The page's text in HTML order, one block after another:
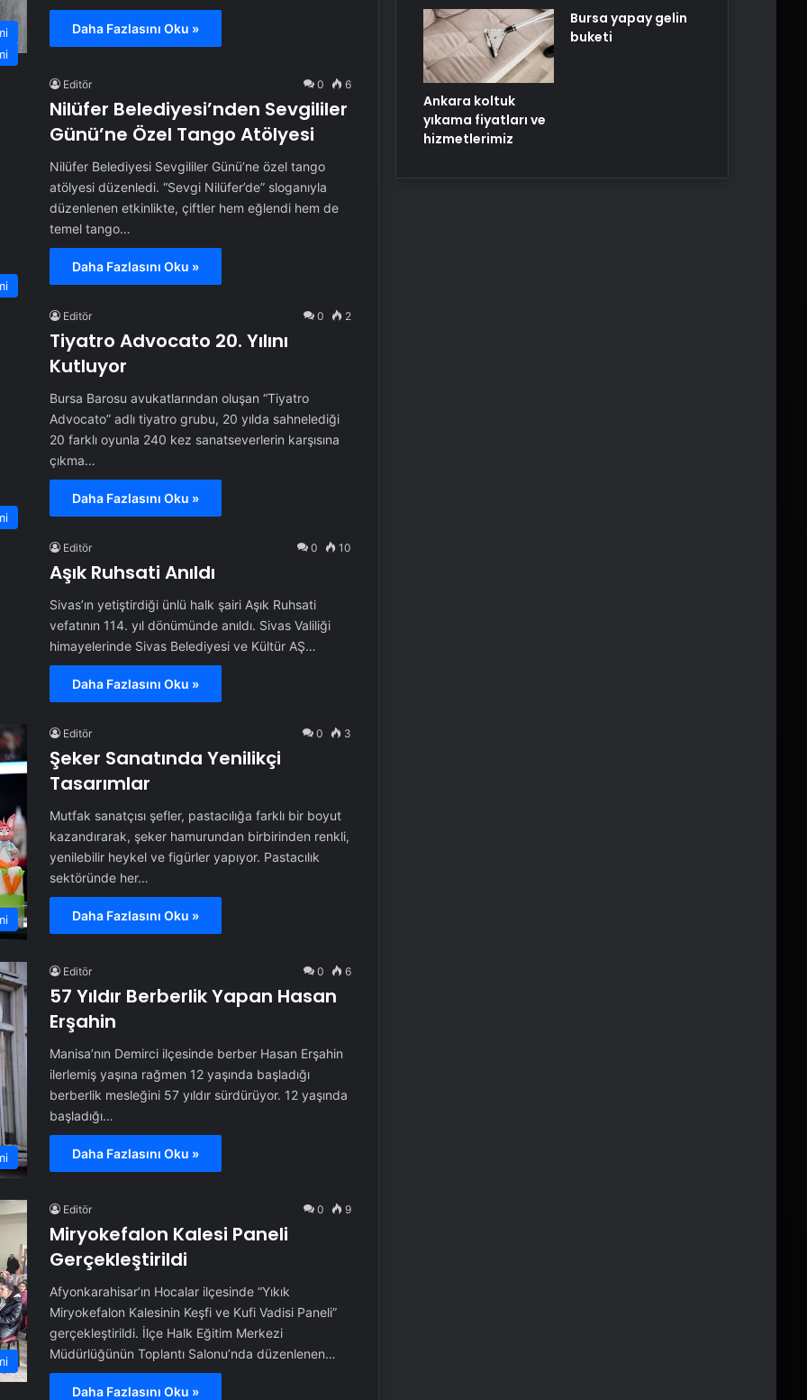
Daha Fazlasını Oku »
Editör 0 6
Nilüfer Belediyesi’nden Sevgililer
Günü’ne Özel Tango Atölyesi
Nilüfer Belediyesi Sevgililer Günü’ne özel tango
atölyesi düzenledi. “Sevgi Nilüfer’de” sloganıyla
düzenlenen etkinlikte, çiftler hem eğlendi hem de
temel tango…
Daha Fazlasını Oku »
Editör 0 2
Tiyatro Advocato 20. Yılını
Kutluyor
Bursa Barosu avukatlarından oluşan “Tiyatro
Advocato” adlı tiyatro grubu, 20 yılda sahnelediği
20 farklı oyunla 240 kez sanatseverlerin karşısına
çıkma…
Daha Fazlasını Oku »
Editör 0 10
Aşık Ruhsati Anıldı
Sivas’ın yetiştirdiği ünlü halk şairi Aşık Ruhsati
vefatının 114. yıl dönümünde anıldı. Sivas Valiliği
himayelerinde Sivas Belediyesi ve Kültür AŞ…
Daha Fazlasını Oku »
Editör 0 3
Şeker Sanatında Yenilikçi
Tasarımlar
Mutfak sanatçısı şefler, pastacılığa farklı bir boyut
kazandırarak, şeker hamurundan birbirinden renkli,
yenilebilir heykel ve figürler yapıyor. Pastacılık
sektöründe her…
Daha Fazlasını Oku »
Editör 0 6
57 Yıldır Berberlik Yapan Hasan
Erşahin
Manisa’nın Demirci ilçesinde berber Hasan Erşahin
ilerlemiş yaşına rağmen 12 yaşında başladığı
berberlik mesleğini 57 yıldır sürdürüyor. 12 yaşında
başladığı…
Daha Fazlasını Oku »
Editör 0 9
Miryokefalon Kalesi Paneli
Gerçekleştirildi
Afyonkarahisar’ın Hocalar ilçesinde “Yıkık
Miryokefalon Kalesinin Keşfi ve Kufi Vadisi Paneli”
gerçekleştirildi. İlçe Halk Eğitim Merkezi
Müdürlüğünün Toplantı Salonu’nda düzenlenen…
Daha Fazlasını Oku »
Ankara koltuk
yıkama fiyatları ve
hizmetlerimiz
Bursa yapay gelin
buketi